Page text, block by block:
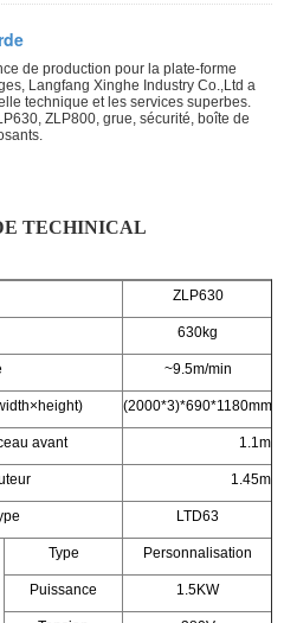
de production pour la plate-forme
Langfang Xinghe Industry Co.,Ltd a
technique et les services superbes.
ZLP800, grue, sécurité, boîte de
d'autres composants.
TECHINICAL
ZLP630
630kg
~9.5m/min
(2000*3)*690*1180mm
avant 1.1m-
1.45m-
LTD63
Type Personnalisation
Puissance 1.5KW